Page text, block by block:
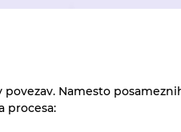
Namesto
procesa: